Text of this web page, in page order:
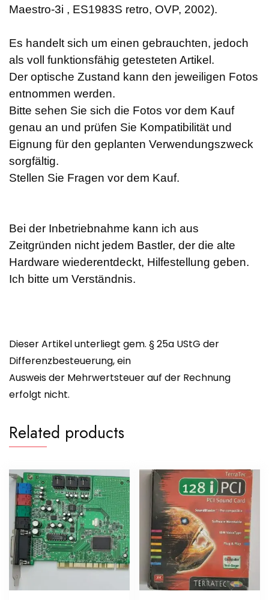
Maestro-3i , ES1983S retro, OVP, 2002).
Es handelt sich um einen gebrauchten, jedoch
als voll funktionsfähig getesteten Artikel.
Der optische Zustand kann den jeweiligen Fotos
entnommen werden.
Bitte sehen Sie sich die Fotos vor dem Kauf
genau an und prüfen Sie Kompatibilität und
Eignung für den geplanten Verwendungszweck
sorgfältig.
Stellen Sie Fragen vor dem Kauf.
Bei der Inbetriebnahme kann ich aus
Zeitgründen nicht jedem Bastler, der die alte
Hardware wiederentdeckt, Hilfestellung geben.
Ich bitte um Verständnis.
Dieser Artikel unterliegt gem. § 25a UStG der
Differenzbesteuerung, ein
Ausweis der Mehrwertsteuer auf der Rechnung
erfolgt nicht.
Related products